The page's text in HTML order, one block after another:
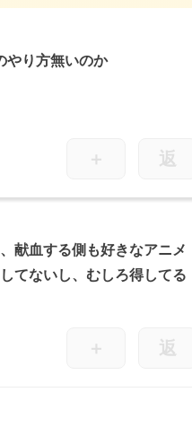
やり方無いのか
＋ 返
献血する側も好きなアニメ
てないし、むしろ得してる
＋ 返